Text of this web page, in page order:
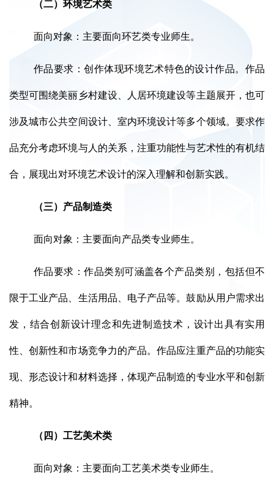
（二）环境艺术类
面向对象：主要面向环艺类专业师生。
作品要求：创作体现环境艺术特色的设计作品。作品
类型可围绕美丽乡村建设、人居环境建设等主题展开，也可
涉及城市公共空间设计、室内环境设计等多个领域。要求作
品充分考虑环境与人的关系，注重功能性与艺术性的有机结
合，展现出对环境艺术设计的深入理解和创新实践。
（三）产品制造类
面向对象：主要面向产品类专业师生。
作品要求：作品类别可涵盖各个产品类别，包括但不
限于工业产品、生活用品、电子产品等。鼓励从用户需求出
发，结合创新设计理念和先进制造技术，设计出具有实用
性、创新性和市场竞争力的产品。作品应注重产品的功能实
现、形态设计和材料选择，体现产品制造的专业水平和创新
精神。
（四）工艺美术类
面向对象：主要面向工艺美术类专业师生。